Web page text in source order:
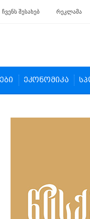
ჩვენს შესახებ რეკლამა
ეკონომიკა